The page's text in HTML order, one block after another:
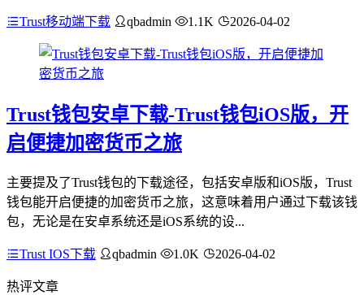
Trust移动端下载 qbadmin 1.1K 2026-04-02
Trust钱包安卓下载-Trust钱包iOS版，开
启便捷加密货币之旅
主要提及了Trust钱包的下载途径，包括安卓版和iOS版，Trust
钱包能开启便捷的加密货币之旅，这意味着用户通过下载该钱
包，无论是在安卓系统还是iOS系统的设...
Trust IOS下载 qbadmin 1.0K 2026-04-02
热评文章